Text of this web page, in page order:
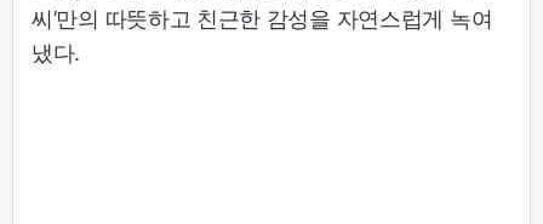
씨’만의 따뜻하고 친근한 감성을 자연스럽게 녹여
냈다.